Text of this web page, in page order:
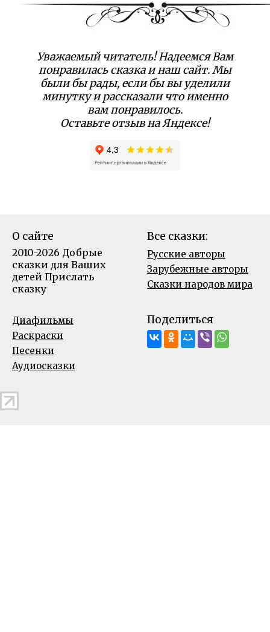
Уважаемый читатель! Надеемся Вам
понравилась сказка и наш сайт. Мы
были бы рады, если бы вы уделили
минутку и рассказали что именно
вам понравилось.
Оставьте отзыв на Яндексе!
О сайте
2010-2026 Добрые
сказки для Ваших
детей Прислать
сказку
Все сказки:
Русские авторы
Зарубежные авторы
Сказки народов мира
Диафильмы
Раскраски
Песенки
Аудиосказки
Поделиться